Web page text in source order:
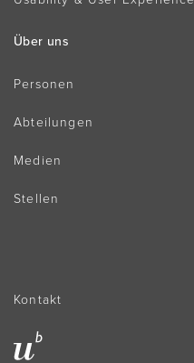
Über uns
Personen
Abteilungen
Medien
Stellen
Kontakt